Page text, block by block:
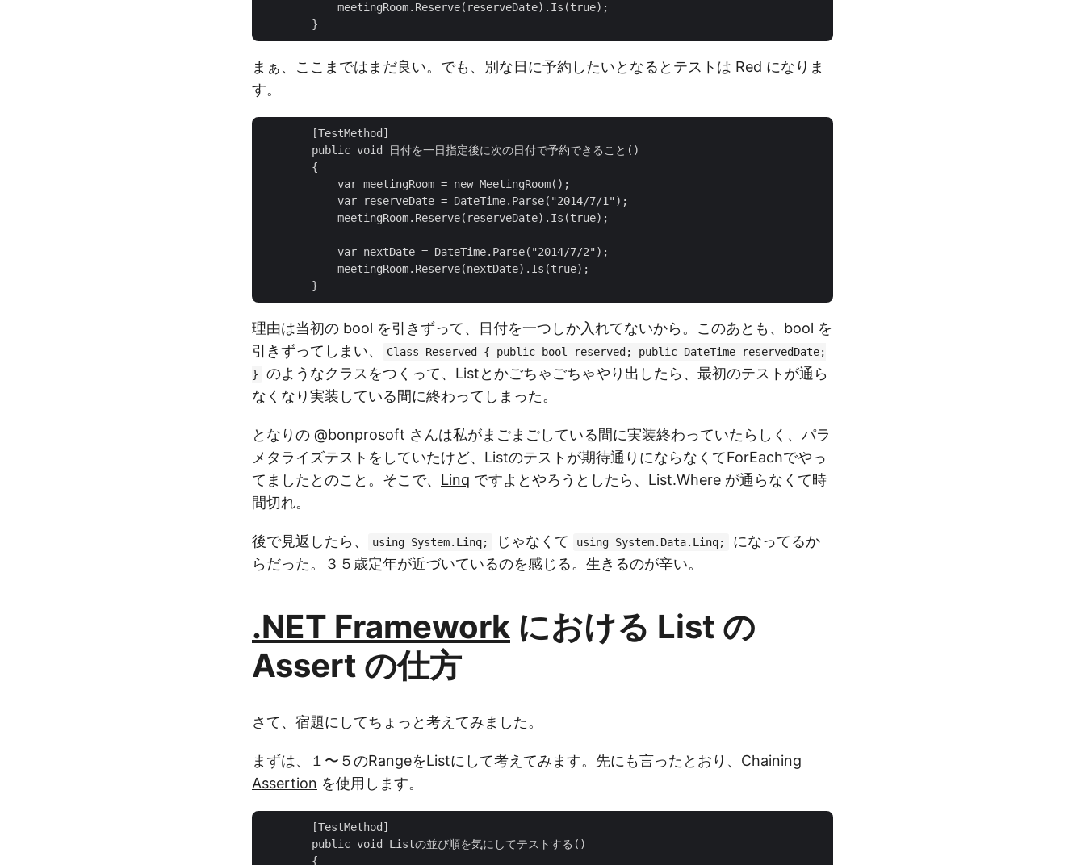
            meetingRoom.Reserve(reserveDate).Is(true);
まぁ、ここまではまだ良い。でも、別な日に予約したいとなるとテストは Red になりま
す。
        [TestMethod]
        public void 日付を一日指定後に次の日付で予約できること()
        {
            var meetingRoom = new MeetingRoom();
            var reserveDate = DateTime.Parse("2014/7/1");
            meetingRoom.Reserve(reserveDate).Is(true);
            var nextDate = DateTime.Parse("2014/7/2");
            meetingRoom.Reserve(nextDate).Is(true);
理由は当初の bool を引きずって、日付を一つしか入れてないから。このあとも、bool を
引きずってしまい、
Class Reserved { public bool reserved; public DateTime reservedDate;
}
のようなクラスをつくって、Listとかごちゃごちゃやり出したら、最初のテストが通ら
なくなり実装している間に終わってしまった。
となりの @bonprosoft さんは私がまごまごしている間に実装終わっていたらしく、パラ
メタライズテストをしていたけど、Listのテストが期待通りにならなくてForEachでやっ
てましたとのこと。そこで、 Linq ですよとやろうとしたら、List.Where が通らなくて時
間切れ。
後で見返したら、 using System.Linq; じゃなくて using System.Data.Linq;
になってるか
らだった。３５歳定年が近づいているのを感じる。生きるのが辛い。
.NET Framework における List の
Assert の仕方
さて、宿題にしてちょっと考えてみました。
まずは、１〜５のRangeをListにして考えてみます。先にも言ったとおり、 Chaining
Assertion を使用します。
        [TestMethod]
        public void Listの並び順を気にしてテストする()
        {